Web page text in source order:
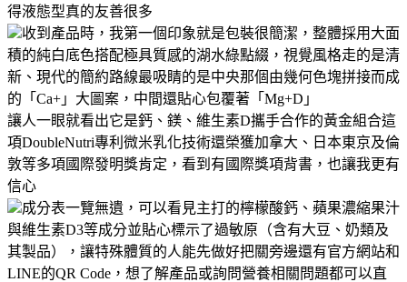
得液態型真的友善很多
收到產品時，我第一個印象就是包裝很簡潔，整體採用大面
積的純白底色搭配極具質感的湖水綠點綴，視覺風格走的是清
新、現代的簡約路線最吸睛的是中央那個由幾何色塊拼接而成
的「Ca+」大圖案，中間還貼心包覆著「Mg+D」
讓人一眼就看出它是鈣、鎂、維生素D攜手合作的黃金組合這
項DoubleNutri專利微米乳化技術還榮獲加拿大、日本東京及倫
敦等多項國際發明獎肯定，看到有國際獎項背書，也讓我更有
信心
成分表一覽無遺，可以看見主打的檸檬酸鈣、蘋果濃縮果汁
與維生素D3等成分並貼心標示了過敏原（含有大豆、奶類及
其製品），讓特殊體質的人能先做好把關旁邊還有官方網站和
LINE的QR Code，想了解產品或詢問營養相關問題都可以直